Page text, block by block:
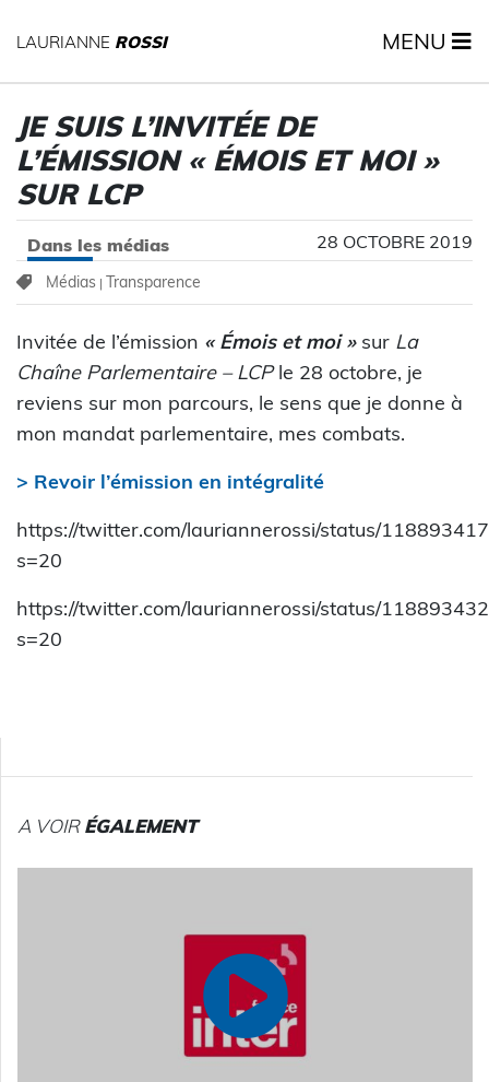
LAURIANNE ROSSI MENU
JE SUIS L’INVITÉE DE
L’ÉMISSION « ÉMOIS ET MOI »
SUR LCP
Dans les médias 28 OCTOBRE 2019
Médias | Transparence
Invitée de l’émission « Émois et moi » sur La
Chaîne Parlementaire – LCPle 28 octobre, je
reviens sur mon parcours, le sens que je donne à
mon mandat parlementaire, mes combats.
> Revoir l’émission en intégralité
https://twitter.com/lauriannerossi/status/
s=20
https://twitter.com/lauriannerossi/status/
s=20
A VOIRÉGALEMENT